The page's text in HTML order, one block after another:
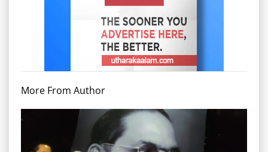
More From Author